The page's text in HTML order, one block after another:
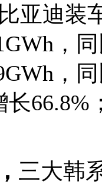
比亚迪
，
，
长
三大韩